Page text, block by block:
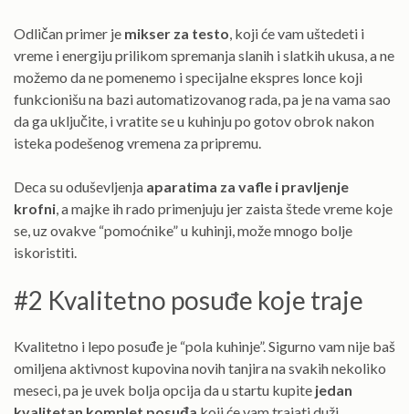
Odličan primer je mikser za testo, koji će vam uštedeti i
vreme i energiju prilikom spremanja slanih i slatkih ukusa, a ne
možemo da ne pomenemo i specijalne ekspres lonce koji
funkcionišu na bazi automatizovanog rada, pa je na vama sao
da ga uključite, i vratite se u kuhinju po gotov obrok nakon
isteka podešenog vremena za pripremu.
Deca su oduševljenja aparatima za vafle i pravljenje
krofni, a majke ih rado primenjuju jer zaista štede vreme koje
se, uz ovakve “pomoćnike” u kuhinji, može mnogo bolje
iskoristiti.
#2 Kvalitetno posuđe koje traje
Kvalitetno i lepo posuđe je “pola kuhinje”. Sigurno vam nije baš
omiljena aktivnost kupovina novih tanjira na svakih nekoliko
meseci, pa je uvek bolja opcija da u startu kupite jedan